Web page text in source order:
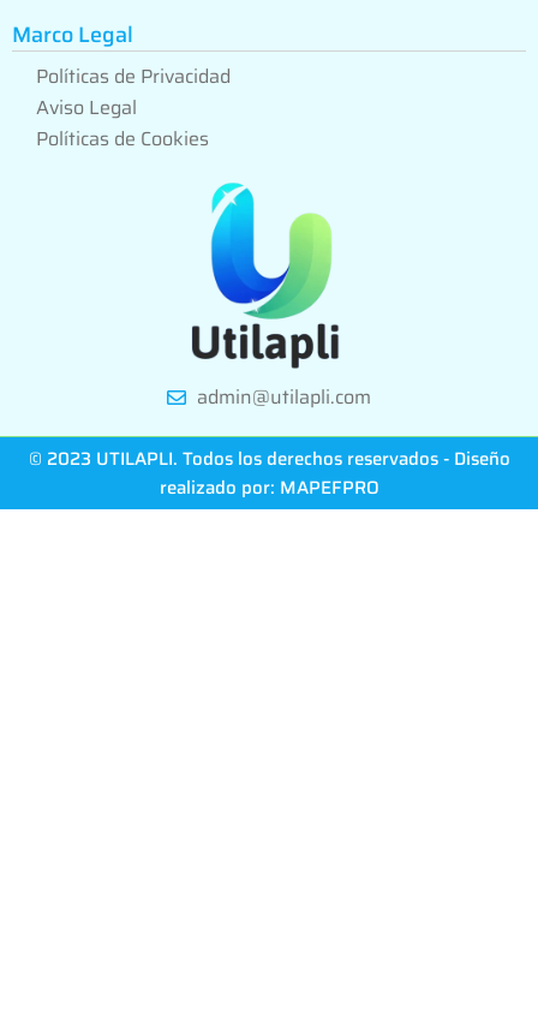
admin@utilapli.com
Marco Legal
Políticas de Privacidad
Aviso Legal
Políticas de Cookies
© 2023 UTILAPLI. Todos los derechos reservados - Diseño
realizado por: MAPEFPRO